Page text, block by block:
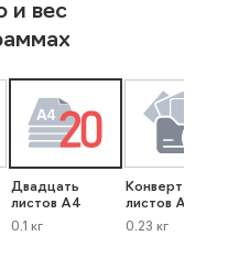
и вес
Двадцать
листов А4
0.1 кг
Конверт до 40
листов А4
0.23 кг